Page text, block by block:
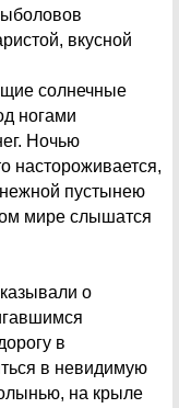
вкусной
солнечные
ногами
Ночью
настороживается,
пустынею
мире слышатся
о
в
в невидимую
на крыле